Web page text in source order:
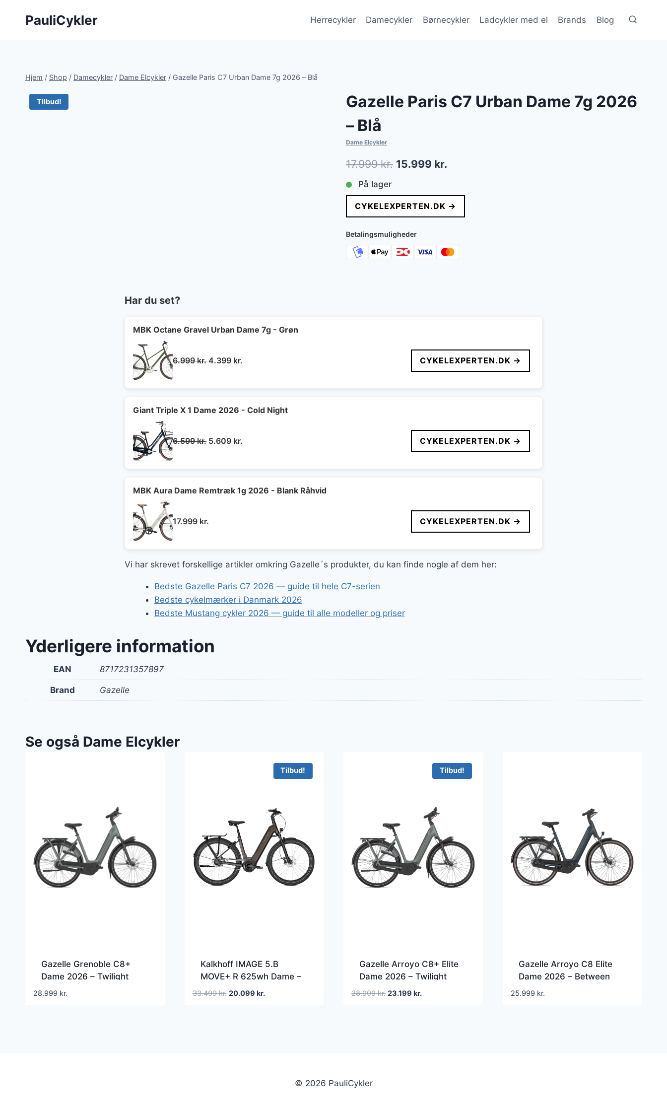
PauliCykler Herrecykler Damecykler Børnecykler Ladcykler med el Brands Blog
Hjem / Shop / Damecykler / Dame Elcykler / Gazelle Paris C7 Urban Dame 7g 2026 – Blå
Tilbud!
Gazelle Paris C7 Urban Dame 7g 2026
– Blå
Dame Elcykler
17.999kr. Den
pris
var:
17.999 kr..
15.999 kr.Den
pris
er:
På lager
CYKELEXPERTEN.DK →
Betalingsmuligheder
Har du set?
MBK Octane Gravel Urban Dame 7g - Grøn
6.999kr. Den
6.999 kr..
4.399 kr.
4.399 kr..
CYKELEXPERTEN.DK →
Giant Triple X 1 Dame 2026 - Cold Night
6.599kr. Den
6.599 kr..
5.609 kr.
5.609 kr..
CYKELEXPERTEN.DK →
MBK Aura Dame Remtræk 1g 2026 - Blank Råhvid
17.999 kr. CYKELEXPERTEN.DK →
Vi har skrevet forskellige artikler omkring Gazelle´s produkter, du kan finde nogle af dem her:
Bedste Gazelle Paris C7 2026 — guide til hele C7-serien
Bedste cykelmærker i Danmark 2026
Bedste Mustang cykler 2026 — guide til alle modeller og priser
Yderligere information
EAN 8717231357897
Brand Gazelle
Se også Dame Elcykler
Gazelle Grenoble C8+
Dame 2026 – Twilight
Green Mat
28.999 kr.
Tilbud!
Kalkhoff IMAGE 5.B
MOVE+ R 625wh Dame –
Grå
33.499kr. Den
20.099 kr.Den
Tilbud!
Gazelle Arroyo C8+ Elite
Dame 2026 – Twilight
Green Mat
28.999kr. Den
23.199 kr.Den
Gazelle Arroyo C8 Elite
Dame 2026 – Between
Blue Mat
25.999 kr.
© 2026 PauliCykler